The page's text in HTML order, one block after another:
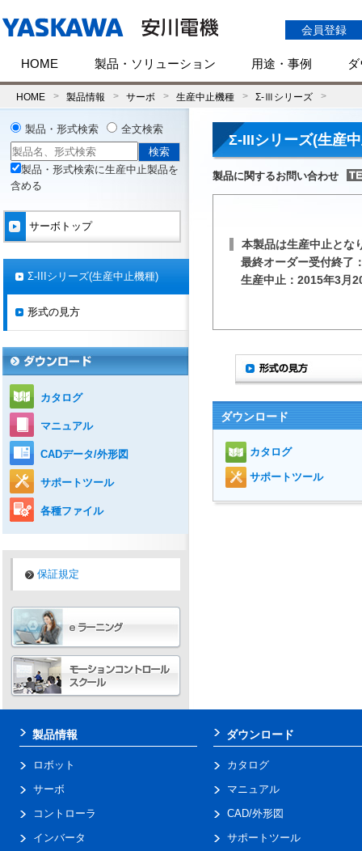
会員登録
HOME 製品・ソリューション 用途・事例
HOME 製品情報 サーボ 生産中止機種 Σ-Ⅲシリーズ
Σ-IIIシリーズ(生産
製品に関するお問い合わせ
本製品は生産中止とな
最終オーダー受付終了
生産中止：2015年3月
ダウンロード
カタログ
サポートツール
製品・形式検索 全文検索
製品・形式検索に生産中止製品を
含める
サーボトップ
Σ-IIIシリーズ(生産中止機種)
形式の見方
カタログ
マニュアル
CADデータ/外形図
サポートツール
各種ファイル
保証規定
製品情報
ロボット
サーボ
コントローラ
インバータ
ダウンロード
カタログ
マニュアル
CAD/外形図
サポートツール